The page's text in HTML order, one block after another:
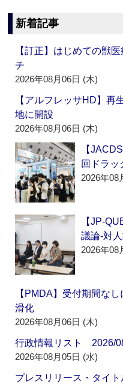
新着記事
【訂正】はじめての獣
チ
2026年08月06日 (木)
【アルフレッサHD】再
地に開設
2026年08月06日 (木)
【
回ドラッ
2026年08
【JP-
議論‐対
2026年08
【PMDA】受付期間な
滑化
2026年08月06日 (木)
行政情報リスト 2026/
2026年08月05日 (水)
プレスリリース・タイ